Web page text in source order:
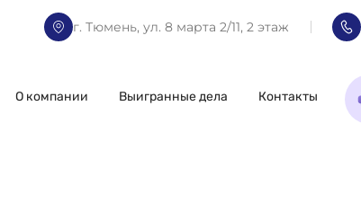
г. Тюмень, ул. 8 марта 2/11, 2 этаж
О компании Выигранные дела Контакты